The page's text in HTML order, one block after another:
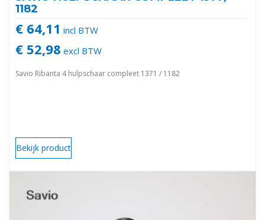
1182
€ 64,11 incl BTW
€ 52,98 excl BTW
Savio Ribanta 4 hulpschaar compleet 1371 / 1182
Bekijk product